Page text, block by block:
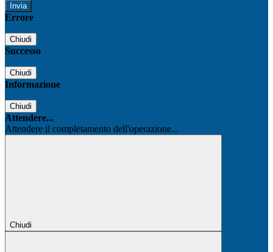
Errore
Chiudi
Successo
Chiudi
Informazione
Chiudi
Attendere...
Attendere il completamento dell'operazione...
Chiudi